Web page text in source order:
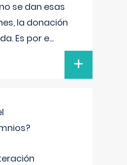
se dan esas
la donación
Es por e...
+